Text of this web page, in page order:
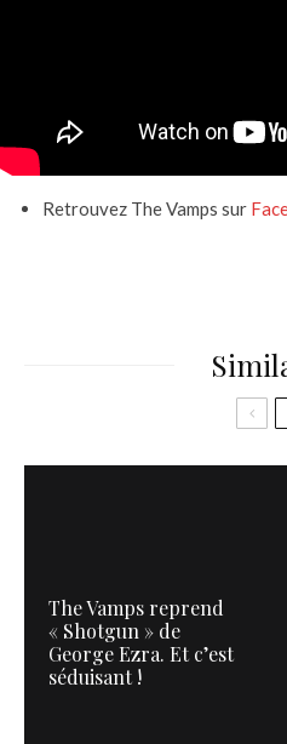
Retrouvez The Vamps sur
The Vamps reprend
« Shotgun » de
George Ezra. Et c’est
séduisant !